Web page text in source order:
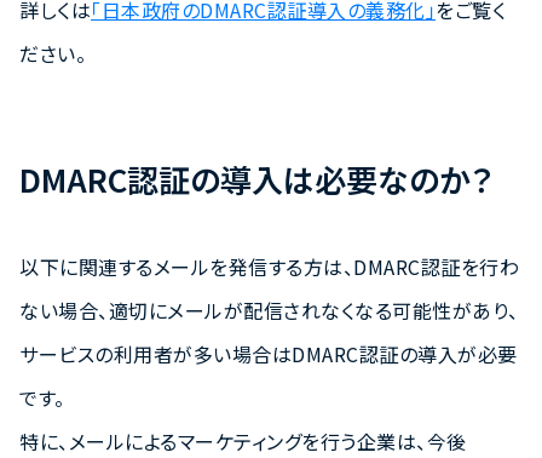
詳しくは「日本政府のDMARC認証導入の義務化」をご覧く
ださい。
DMARC認証の導入は必要なのか？
以下に関連するメールを発信する方は、DMARC認証を行わ
ない場合、適切にメールが配信されなくなる可能性があり、
サービスの利用者が多い場合はDMARC認証の導入が必要
です。
特に、メールによるマーケティングを行う企業は、今後